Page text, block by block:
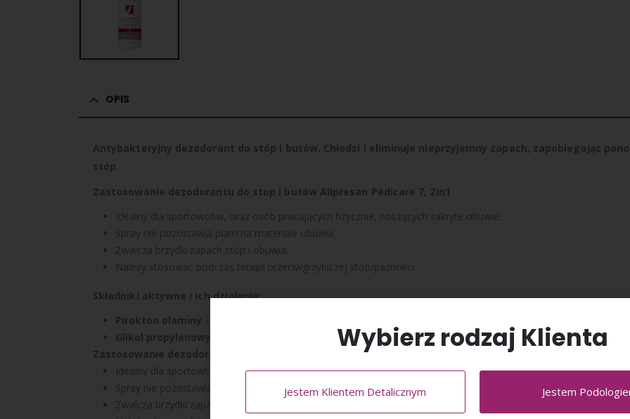
OPIS
Antybakteryjny dezodorant do stóp i butów. Chłodzi i eliminuje nieprzyjemny zapach, zapobiegając
stóp.
Zastosowanie dezodorantu do stop i butów Allpresan Pedicare 7, 2in1
Idealny dla sportowców, oraz osób pracujących fizycznie, noszących zakryte obuwie.
Spray nie pozostawia plam na materiale obuwia.
Zwalcza brzydki zapach stóp i obuwia.
Należy stosować podczas terapii przeciwgrzybiczej stóp/paznokci.
Składniki aktywne i ich działanie:
Pirokton olaminy – wykazuje działanie przeciwzapalne, hamuje rozwój grzybicy.
Glikol propylenowy – nawilża skórę, zmiękcza naskórek
Zastosowanie dezodorantu do stop i butów
Allpresan Pedicare
Idealny dla sportowców, oraz osób pracujących fizycznie, noszących zakryte obuwie.
Spray nie pozostawia plam na materiale obuwia.
Zwalcza brzydki zapach stóp i obuwia.
Wybierz rodzaj Klienta
Jestem Klientem Detalicznym Jestem